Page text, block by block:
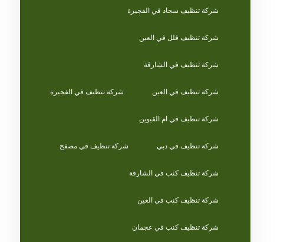
شركة تنظيف سجاد في الفجيرة
شركة تنظيف فلل في العين
شركة تنظيف في الشارقة
شركة تنظيف في العين شركة تنظيف في الفجيرة
شركة تنظيف في ام القيوين
شركة تنظيف في دبي شركة تنظيف في مصفح
شركة تنظيف كنب في الشارقة
شركة تنظيف كنب في العين
شركة تنظيف كنب في عجمان